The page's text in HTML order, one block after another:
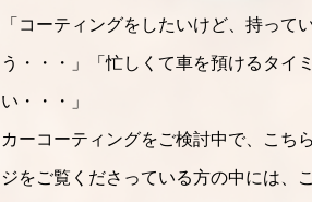
「コーティングをしたいけど、持って
う・・・」「忙しくて車を預けるタイ
い・・・」
カーコーティングをご検討中で、こち
ジをご覧くださっている方の中には、